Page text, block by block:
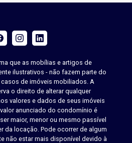
que as mobílias e artigos de
ilustrativos - não fazem parte do
de imóveis mobiliados. A
o direito de alterar qualquer
valores e dados de seus imóveis
anunciado do condomínio é
maior, menor ou mesmo passível
da locação. Pode ocorrer de algum
não estar mais disponível devido à